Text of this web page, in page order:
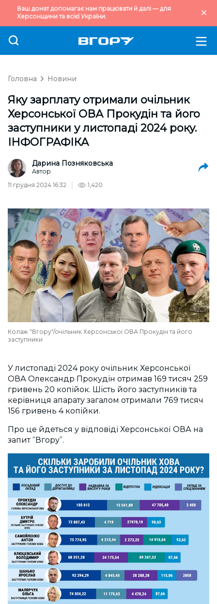
Ваш донат допомагає нам працювати й далі — для
Херсонщини та всієї України.
Головна Новини
Яку зарплату отримали очільник
Херсонської ОВА Прокудін та його
заступники у листопаді 2024 року.
ІНФОГРАФІКА
Дарина Позняковська
Автор
11 грудня 2024 16:32
1,420
Колаж "Вгору"/очільник Херсонської ОВА Прокудін та його
заступники
У листопаді 2024 року очільник Херсонської
ОВА Олександр Прокудін отримав 169 тисяч 259
гривень 20 копійок. Шість його заступників та
керівниця апарату загалом отримали 769 тисяч
156 гривень 4 копійки.
Про це йдеться у відповіді Херсонської ОВА на
запит “Вгору”.